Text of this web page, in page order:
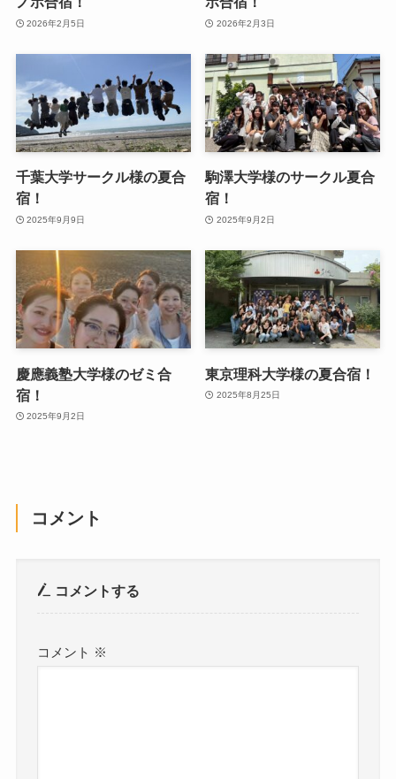
2026年2月5日 2026年2月3日
千葉大学サークル様の夏合
宿！
2025年9月9日
駒澤大学様のサークル夏合
宿！
2025年9月2日
慶應義塾大学様のゼミ合
宿！
2025年9月2日
東京理科大学様の夏合宿！
2025年8月25日
コメント
コメントする
コメント ※